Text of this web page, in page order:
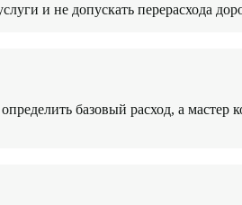
и не допускать перерасхода
базовый расход, а мастер